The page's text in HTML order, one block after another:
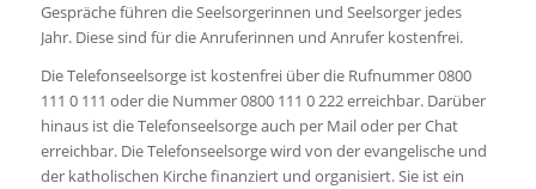
Gespräche führen die Seelsorgerinnen und Seelsorger jedes
Jahr. Diese sind für die Anruferinnen und Anrufer kostenfrei.
Die Telefonseelsorge ist kostenfrei über die Rufnummer 0800
111 0 111 oder die Nummer 0800 111 0 222 erreichbar. Darüber
hinaus ist die Telefonseelsorge auch per Mail oder per Chat
erreichbar. Die Telefonseelsorge wird von der evangelische und
der katholischen Kirche finanziert und organisiert. Sie ist ein